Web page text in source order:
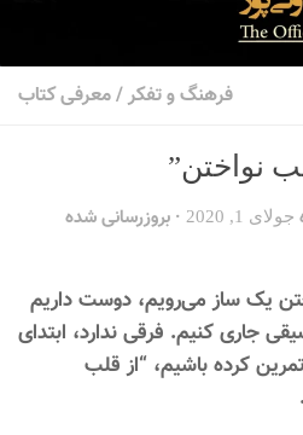
فرهنگ و تفکر /معرفی کتاب
نواختن”
جولای 1, 2020 · بروزرسانی شده
یک ساز می‌رویم، دوست داریم
جاری کنیم. فرقی ندارد، ابتدای
تمرین کرده باشیم، “از قلب